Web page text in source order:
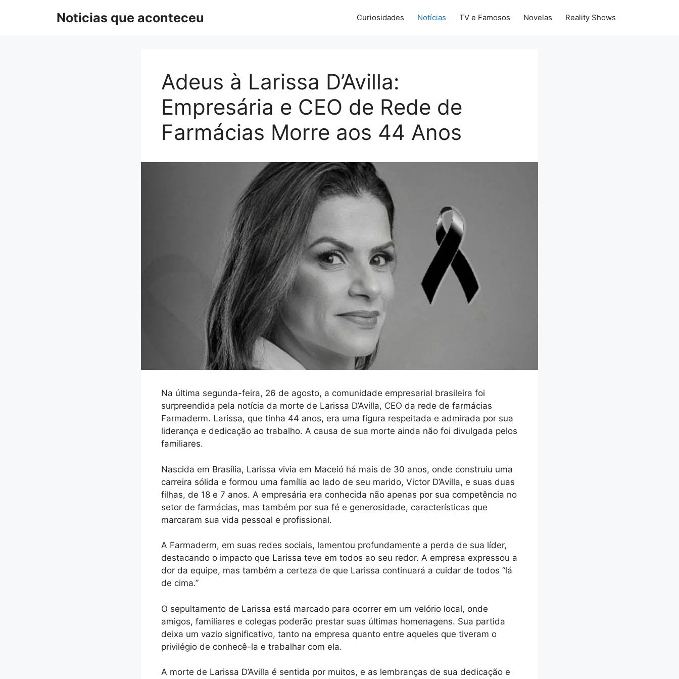
Noticias que aconteceu Curiosidades Notícias TV e Famosos Novelas Reality Shows
Adeus à Larissa D’Avilla:
Empresária e CEO de Rede de
Farmácias Morre aos 44 Anos
Na última segunda-feira, 26 de agosto, a comunidade empresarial brasileira foi
surpreendida pela notícia da morte de Larissa D’Avilla, CEO da rede de farmácias
Farmaderm. Larissa, que tinha 44 anos, era uma figura respeitada e admirada por sua
liderança e dedicação ao trabalho. A causa de sua morte ainda não foi divulgada pelos
familiares.
Nascida em Brasília, Larissa vivia em Maceió há mais de 30 anos, onde construiu uma
carreira sólida e formou uma família ao lado de seu marido, Victor D’Avilla, e suas duas
filhas, de 18 e 7 anos. A empresária era conhecida não apenas por sua competência no
setor de farmácias, mas também por sua fé e generosidade, características que
marcaram sua vida pessoal e profissional.
A Farmaderm, em suas redes sociais, lamentou profundamente a perda de sua líder,
destacando o impacto que Larissa teve em todos ao seu redor. A empresa expressou a
dor da equipe, mas também a certeza de que Larissa continuará a cuidar de todos “lá
de cima.”
O sepultamento de Larissa está marcado para ocorrer em um velório local, onde
amigos, familiares e colegas poderão prestar suas últimas homenagens. Sua partida
deixa um vazio significativo, tanto na empresa quanto entre aqueles que tiveram o
privilégio de conhecê-la e trabalhar com ela.
A morte de Larissa D’Avilla é sentida por muitos, e as lembranças de sua dedicação e